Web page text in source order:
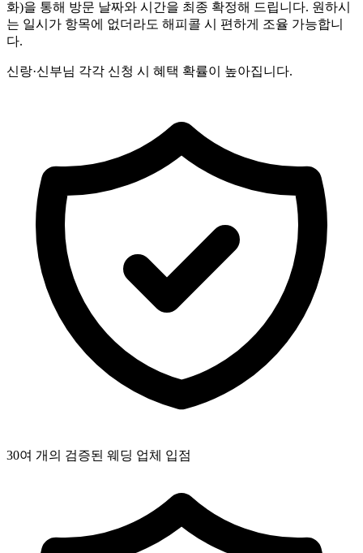
화)을 통해 방문 날짜와 시간을 최종 확정해 드립니다. 원하시
는 일시가 항목에 없더라도 해피콜 시 편하게 조율 가능합니
다.
신랑·신부님 각각 신청 시 혜택 확률이 높아집니다.
30여 개의 검증된 웨딩 업체 입점